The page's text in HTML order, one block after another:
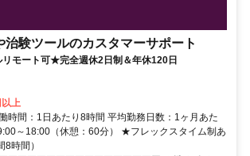
治験ツールのカスタマーサポート
リモート可★完全週休2日制＆年休120日
上
時間：1日あたり8時間 平均勤務日数：1ヶ月あた
～18:00（休憩：60分） ★フレックスタイム制あ
8時間）